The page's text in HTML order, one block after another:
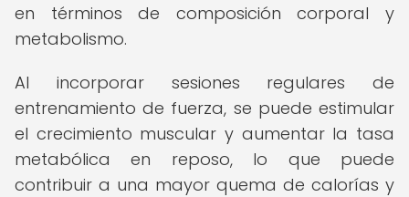
en términos de composición corporal y
metabolismo.
Al incorporar sesiones regulares de
entrenamiento de fuerza, se puede estimular
el crecimiento muscular y aumentar la tasa
metabólica en reposo, lo que puede
contribuir a una mayor quema de calorías y